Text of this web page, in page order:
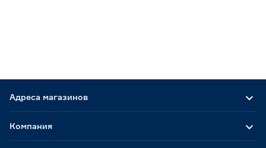
Адреса магазинов
Компания